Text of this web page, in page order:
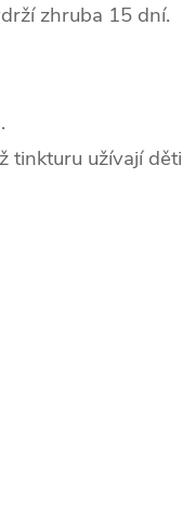
zhruba 15 dní.
tinkturu užívají děti